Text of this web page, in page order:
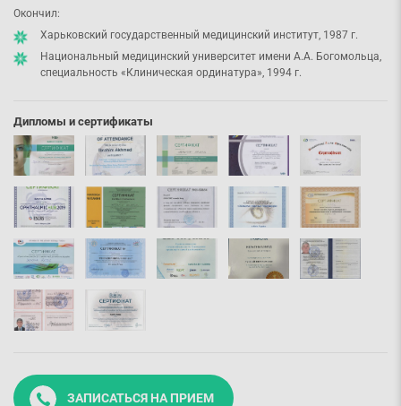
Окончил:
Харьковский государственный медицинский институт, 1987 г.
Национальный медицинский университет имени А.А. Богомольца,
специальность «Клиническая ординатура», 1994 г.
Дипломы и сертификаты
ЗАПИСАТЬСЯ НА ПРИЕМ